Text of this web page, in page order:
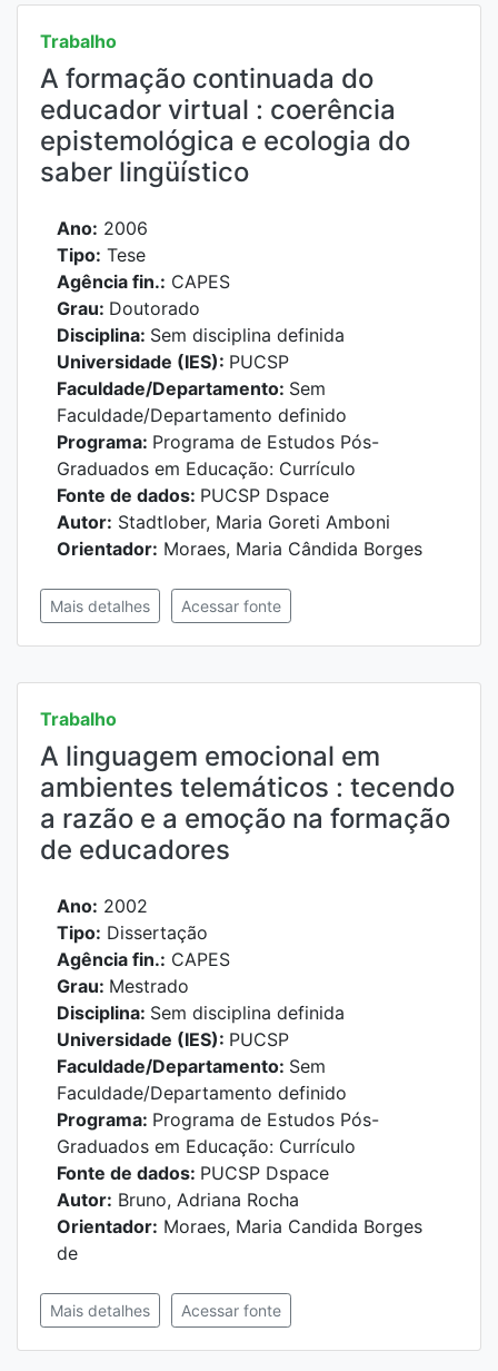
Trabalho
A formação continuada do
educador virtual : coerência
epistemológica e ecologia do
saber lingüístico
Ano: 2006
Tipo: Tese
Agência fin.: CAPES
Grau: Doutorado
Disciplina: Sem disciplina definida
Universidade (IES): PUCSP
Faculdade/Departamento: Sem
Faculdade/Departamento definido
Programa: Programa de Estudos Pós-
Graduados em Educação: Currículo
Fonte de dados: PUCSP Dspace
Autor: Stadtlober, Maria Goreti Amboni
Orientador: Moraes, Maria Cândida Borges
Mais detalhes Acessar fonte
Trabalho
A linguagem emocional em
ambientes telemáticos : tecendo
a razão e a emoção na formação
de educadores
Ano: 2002
Tipo: Dissertação
Agência fin.: CAPES
Grau: Mestrado
Disciplina: Sem disciplina definida
Universidade (IES): PUCSP
Faculdade/Departamento: Sem
Faculdade/Departamento definido
Programa: Programa de Estudos Pós-
Graduados em Educação: Currículo
Fonte de dados: PUCSP Dspace
Autor: Bruno, Adriana Rocha
Orientador: Moraes, Maria Candida Borges
de
Mais detalhes Acessar fonte